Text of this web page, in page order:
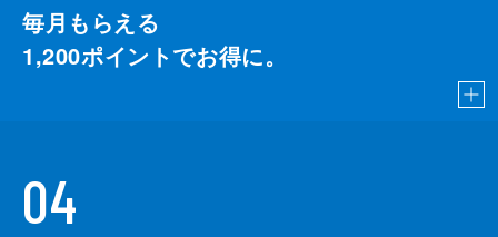
毎月もらえる
1,200ポイントでお得に。
04